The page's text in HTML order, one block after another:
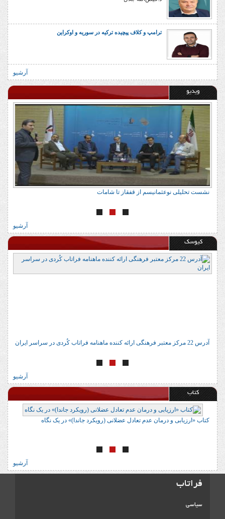
ترامپ و کلاف پیچیده ترکیه در سوریه و اوکراین
آرشیو
ویدیو
نشست تحلیلی نوعثمانیسم از قفقاز تا شامات
آرشیو
کیوسک
آدرس 22 مرکز معتبر فرهنگی ارائه کننده ماهنامه فراتاب کُردی در سراسر ایران
آرشیو
کتاب
کتاب «ارزیابی و درمان عدم تعادل عضلانی (رویکرد جاندا)» در یک نگاه
آرشیو
فراتاب
سیاسی